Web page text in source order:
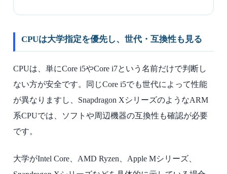
CPUは大学指定を優先し、世代・互換性も見る
CPUは、単にCore i5やCore i7という名前だけで判断し
ない方が安全です。同じCore i5でも世代によって性能
が異なりますし、Snapdragon XシリーズのようなARM
系CPUでは、ソフトや周辺機器の互換性も確認が必要
です。
大学がIntel Core、AMD Ryzen、Apple Mシリーズ、